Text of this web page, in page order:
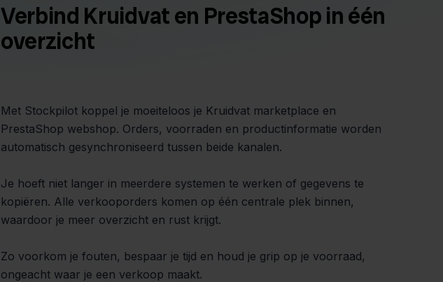
Verbind Kruidvat en PrestaShop in één
overzicht
Met Stockpilot koppel je moeiteloos je Kruidvat marketplace en
PrestaShop webshop. Orders, voorraden en productinformatie worden
automatisch gesynchroniseerd tussen beide kanalen.
Je hoeft niet langer in meerdere systemen te werken of gegevens te
kopiëren. Alle verkooporders komen op één centrale plek binnen,
waardoor je meer overzicht en rust krijgt.
Zo voorkom je fouten, bespaar je tijd en houd je grip op je voorraad,
ongeacht waar je een verkoop maakt.